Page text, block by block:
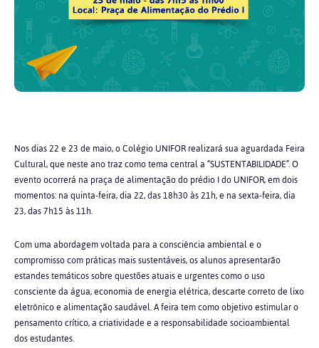
Nos dias 22 e 23 de maio, o Colégio UNIFOR realizará sua aguardada Feira
Cultural, que neste ano traz como tema central a “SUSTENTABILIDADE”. O
evento ocorrerá na praça de alimentação do prédio I do UNIFOR, em dois
momentos: na quinta-feira, dia 22, das 18h30 às 21h, e na sexta-feira, dia
23, das 7h15 às 11h.
Com uma abordagem voltada para a consciência ambiental e o
compromisso com práticas mais sustentáveis, os alunos apresentarão
estandes temáticos sobre questões atuais e urgentes como o uso
consciente da água, economia de energia elétrica, descarte correto de lixo
eletrônico e alimentação saudável. A feira tem como objetivo estimular o
pensamento crítico, a criatividade e a responsabilidade socioambiental
dos estudantes.